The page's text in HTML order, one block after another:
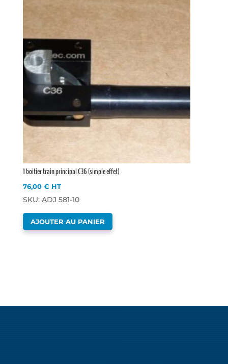
1 boitier train principal C36 (simple effet)
76,00€ HT
SKU: ADJ 581-10
AJOUTER AU PANIER